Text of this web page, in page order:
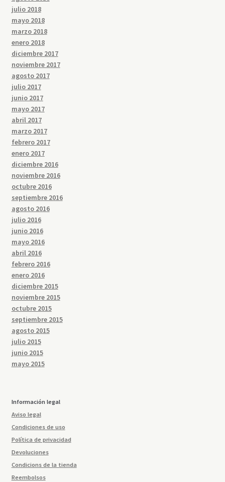
julio 2018
mayo 2018
marzo 2018
enero 2018
diciembre 2017
noviembre 2017
agosto 2017
julio 2017
junio 2017
mayo 2017
abril 2017
marzo 2017
febrero 2017
enero 2017
diciembre 2016
noviembre 2016
octubre 2016
septiembre 2016
agosto 2016
julio 2016
junio 2016
mayo 2016
abril 2016
febrero 2016
enero 2016
diciembre 2015
noviembre 2015
octubre 2015
septiembre 2015
agosto 2015
julio 2015
junio 2015
mayo 2015
Información legal
Aviso legal
Condiciones de uso
Política de privacidad
Devoluciones
Condicions de la tienda
Reembolsos